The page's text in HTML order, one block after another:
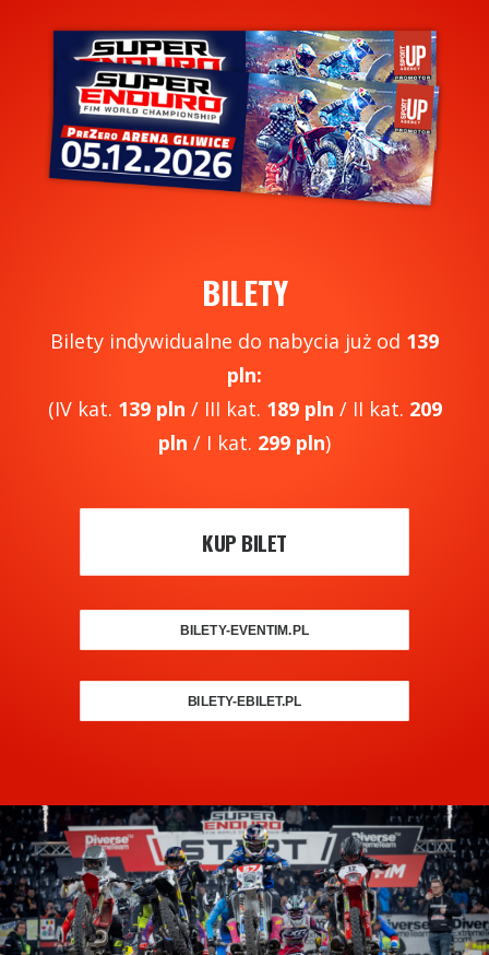
BILETY
Bilety indywidualne do nabycia już od 139
pln:
(IV kat. 139 pln / III kat. 189 pln / II kat. 209
pln / I kat. 299 pln)
KUP BILET
BILETY-EVENTIM.PL
BILETY-EBILET.PL